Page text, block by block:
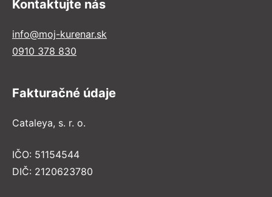
Kontaktujte nás
info@moj-kurenar.sk
0910 378 830
Fakturačné údaje
Cataleya, s. r. o.
IČO: 51154544
DIČ: 2120623780